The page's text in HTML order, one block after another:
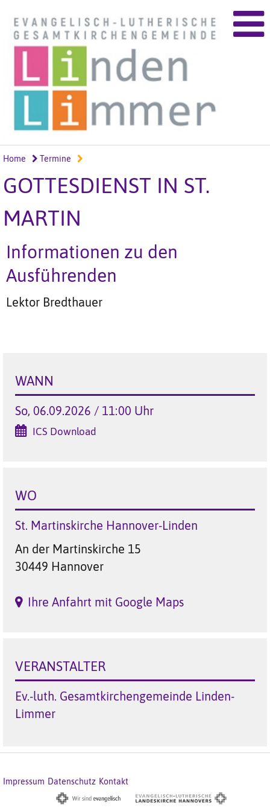
Home Termine
GOTTESDIENST IN ST.
MARTIN
Informationen zu den
Ausführenden
Lektor Bredthauer
WANN
So, 06.09.2026 / 11:00 Uhr
ICS Download
WO
St. Martinskirche Hannover-Linden
An der Martinskirche 15
30449 Hannover
Ihre Anfahrt mit Google Maps
VERANSTALTER
Ev.-luth. Gesamtkirchengemeinde Linden-
Limmer
Impressum Datenschutz Kontakt